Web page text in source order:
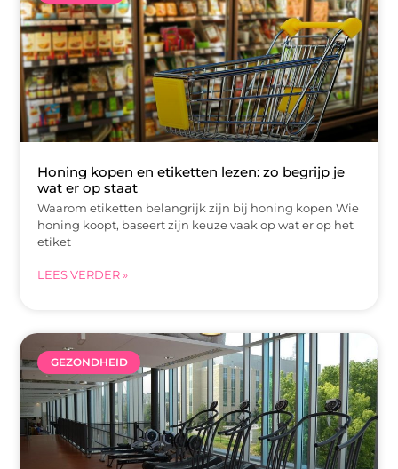
Honing kopen en etiketten lezen: zo begrijp je
wat er op staat
Waarom etiketten belangrijk zijn bij honing kopen Wie
honing koopt, baseert zijn keuze vaak op wat er op het
etiket
LEES VERDER »
GEZONDHEID